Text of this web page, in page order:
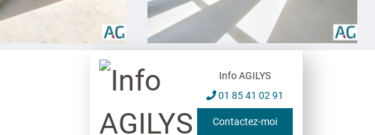
Info AGILYS
01 85 41 02 91
Contactez-moi